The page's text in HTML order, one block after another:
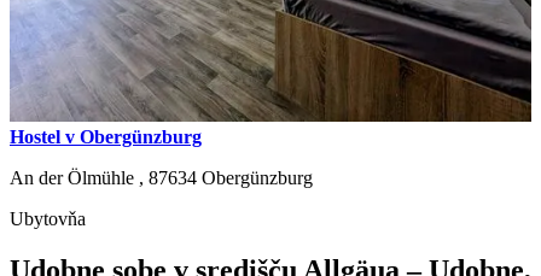
Hostel v Obergünzburg
An der Ölmühle , 87634 Obergünzburg
Ubytovňa